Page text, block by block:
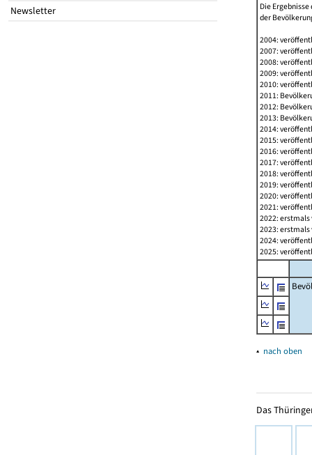
Newsletter
Die
der
2004:
2007:
2008:
2009:
2010:
2011:
2012:
2013:
2014:
2015:
2016:
2017:
2018:
2019:
2020:
2021:
2022:
2023:
2024:
2025:
▴ nach oben
Das